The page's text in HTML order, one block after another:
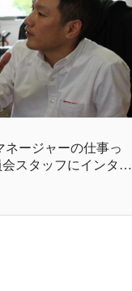
ネージャーの仕事っ
スタッフにインタビ